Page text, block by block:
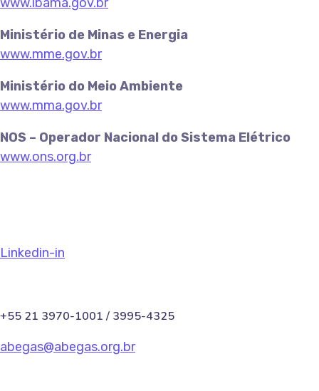
Ministério de Minas e Energia
www.mme.gov.br
Ministério do Meio Ambiente
www.mma.gov.br
NOS – Operador Nacional do Sistema Elétrico
www.ons.org.br
Linkedin-in
+55 21 3970-1001 / 3995-4325
abegas@abegas.org.br